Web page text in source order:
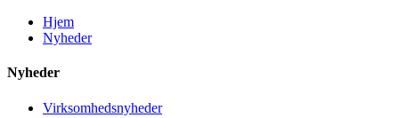
Hjem
Nyheder
Nyheder
Virksomhedsnyheder